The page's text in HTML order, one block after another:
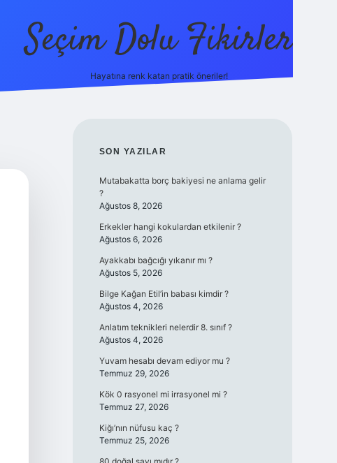
Seçim Dolu Fikirler
Hayatına renk katan pratik öneriler!
SIDEBAR
SON YAZILAR
Mutabakatta borç bakiyesi ne anlama gelir
?
Ağustos 8, 2026
Erkekler hangi kokulardan etkilenir ?
Ağustos 6, 2026
Ayakkabı bağcığı yıkanır mı ?
Ağustos 5, 2026
Bilge Kağan Etil’in babası kimdir ?
Ağustos 4, 2026
Anlatım teknikleri nelerdir 8. sınıf ?
Ağustos 4, 2026
Yuvam hesabı devam ediyor mu ?
Temmuz 29, 2026
Kök 0 rasyonel mi irrasyonel mi ?
Temmuz 27, 2026
Kiğı’nın nüfusu kaç ?
Temmuz 25, 2026